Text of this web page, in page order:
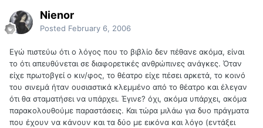
Nienor
Posted February 6, 2006
Εγώ πιστεύω ότι ο λόγος που το βιβλίο δεν πέθανε ακόμα, είναι
το ότι απευθύνεται σε διαφορετικές ανθρώπινες ανάγκες. Όταν
είχε πρωτοβγεί ο κιν/φος, το θέατρο είχε πέσει αρκετά, το κοινό
του σινεμά ήταν ουσιαστικά κλεμμένο από το θέατρο και έλεγαν
ότι θα σταματήσει να υπάρχει. Έγινε? όχι, ακόμα υπάρχει, ακόμα
παρακολουθούμε παραστάσεις. Και τώρα μιλάω για δυο πράγματα
που έχουν να κάνουν και τα δύο με εικόνα και λόγο (εντάξει